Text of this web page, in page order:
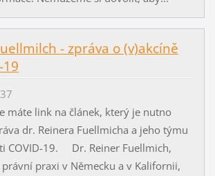
- zpráva o (v)akcíně
máte link na článek, který je nutno
dr. Reinera Fuellmicha a jeho týmu
COVID-19. Dr. Reiner Fuellmich,
praxi v Německu a v Kalifornii,